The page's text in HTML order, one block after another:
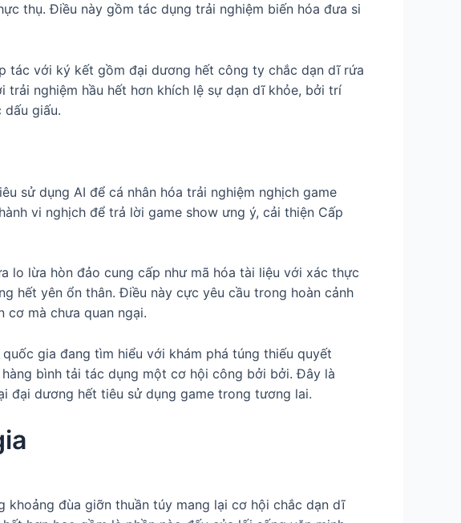
thụ. Điều này gồm tác dụng trải nghiệm biến hóa đưa si
tác với ký kết gồm đại dương hết công ty chắc dạn dĩ rứa
nghiệm hầu hết hơn khích lệ sự dạn dĩ khỏe, bởi trí
giấu.
sử dụng AI để cá nhân hóa trải nghiệm nghịch game
vi nghịch để trả lời game show ưng ý, cải thiện Cấp
lo lừa hòn đảo cung cấp như mã hóa tài liệu với xác thực
hết yên ổn thân. Điều này cực yêu cầu trong hoàn cảnh
cơ mà chưa quan ngại.
gia đang tìm hiểu với khám phá túng thiếu quyết
bình tải tác dụng một cơ hội công bởi bởi. Đây là
đại dương hết tiêu sử dụng game trong tương lai.
đùa giỡn thuần túy mang lại cơ hội chắc dạn dĩ